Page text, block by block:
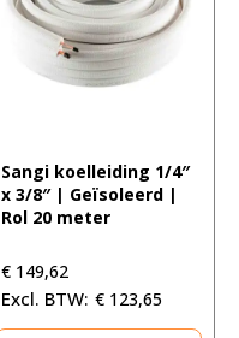
Sangi koelleiding 1/4″
x 3/8″ | Geïsoleerd |
Rol 20 meter
€ 149,62
€ 123,65